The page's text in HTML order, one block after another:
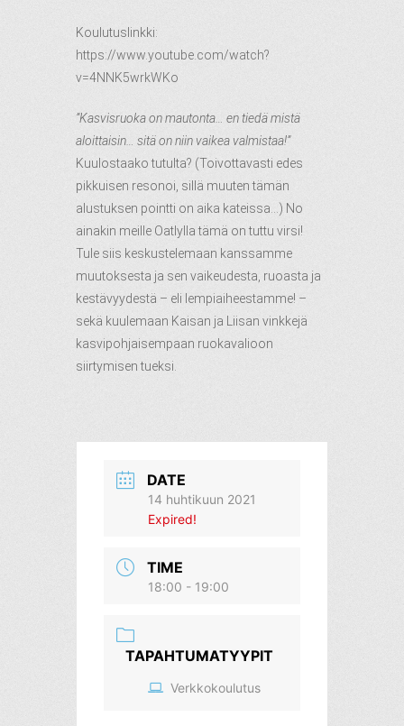
Koulutuslinkki:
https://www.youtube.com/watch?
v=4NNK5wrkWKo
”Kasvisruoka on mautonta… en tiedä mistä
aloittaisin… sitä on niin vaikea valmistaa!”
Kuulostaako tutulta? (Toivottavasti edes
pikkuisen resonoi, sillä muuten tämän
alustuksen pointti on aika kateissa…) No
ainakin meille Oatlylla tämä on tuttu virsi!
Tule siis keskustelemaan kanssamme
muutoksesta ja sen vaikeudesta, ruoasta ja
kestävyydestä – eli lempiaiheestamme! –
sekä kuulemaan Kaisan ja Liisan vinkkejä
kasvipohjaisempaan ruokavalioon
siirtymisen tueksi.
DATE
14 huhtikuun 2021
Expired!
TIME
18:00 - 19:00
TAPAHTUMATYYPIT
Verkkokoulutus